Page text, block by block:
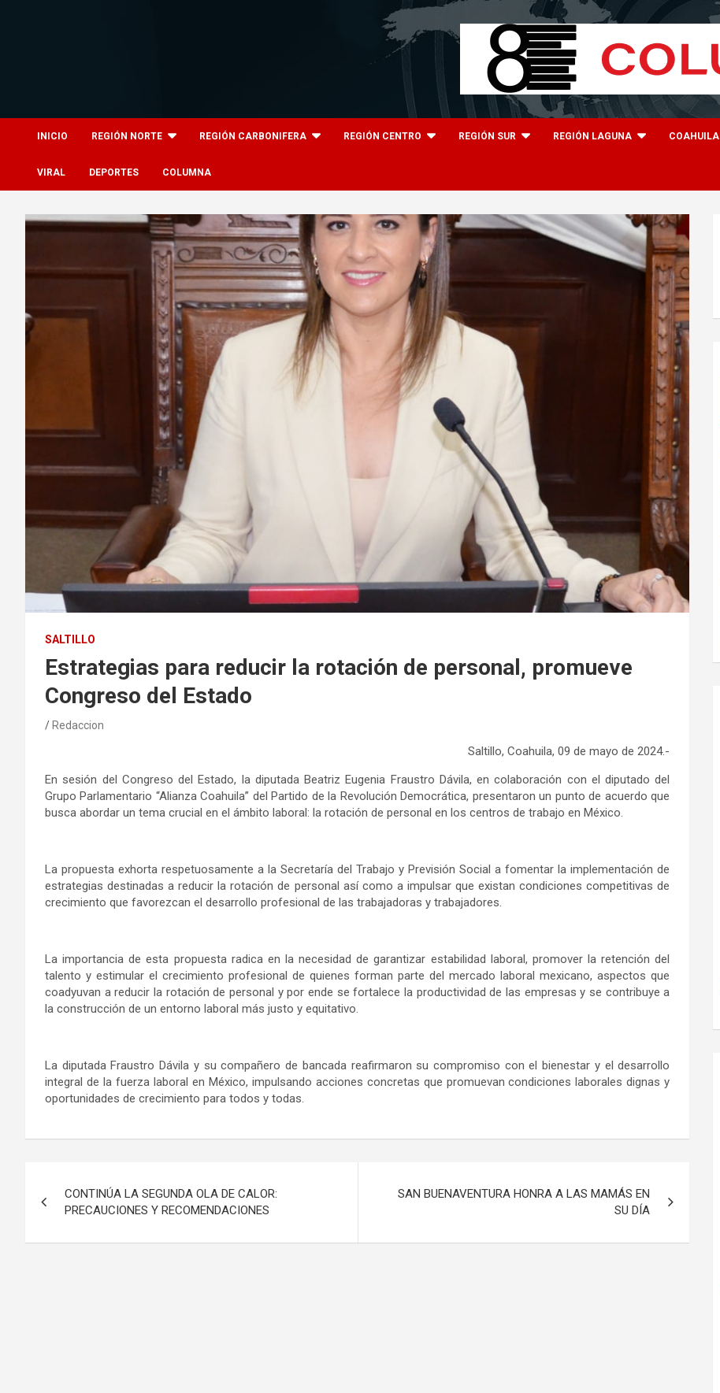
INICIO REGIÓN NORTE REGIÓN CARBONIFERA REGIÓN CENTRO REGIÓN SUR REGIÓN LAGUNA COAHUILA
VIRAL DEPORTES COLUMNA
SALTILLO
Estrategias para reducir la rotación de personal, promueve
Congreso del Estado
Redaccion
Saltillo, Coahuila, 09 de mayo de 2024.-
En sesión del Congreso del Estado, la diputada Beatriz Eugenia Fraustro Dávila, en colaboración con el diputado del
Grupo Parlamentario “Alianza Coahuila” del Partido de la Revolución Democrática, presentaron un punto de acuerdo que
busca abordar un tema crucial en el ámbito laboral: la rotación de personal en los centros de trabajo en México.
La propuesta exhorta respetuosamente a la Secretaría del Trabajo y Previsión Social a fomentar la implementación de
estrategias destinadas a reducir la rotación de personal así como a impulsar que existan condiciones competitivas de
crecimiento que favorezcan el desarrollo profesional de las trabajadoras y trabajadores.
La importancia de esta propuesta radica en la necesidad de garantizar estabilidad laboral, promover la retención del
talento y estimular el crecimiento profesional de quienes forman parte del mercado laboral mexicano, aspectos que
coadyuvan a reducir la rotación de personal y por ende se fortalece la productividad de las empresas y se contribuye a
la construcción de un entorno laboral más justo y equitativo.
La diputada Fraustro Dávila y su compañero de bancada reafirmaron su compromiso con el bienestar y el desarrollo
integral de la fuerza laboral en México, impulsando acciones concretas que promuevan condiciones laborales dignas y
oportunidades de crecimiento para todos y todas.
de
entradas
CONTINÚA LA SEGUNDA OLA DE CALOR:
PRECAUCIONES Y RECOMENDACIONES
SAN BUENAVENTURA HONRA A LAS MAMÁS EN
SU DÍA